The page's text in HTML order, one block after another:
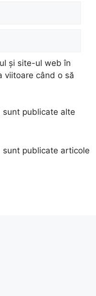
și site-ul web în
viitoare când o să
publicate alte
publicate articole